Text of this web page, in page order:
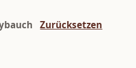
Zurücksetzen